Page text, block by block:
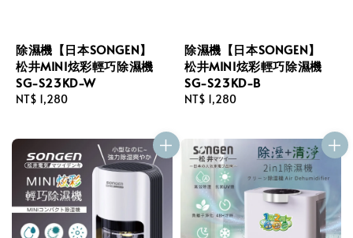
除濕機【日本SONGEN】
松井MINI炫彩輕巧除濕機
SG-S23KD-W
Regular
NT$ 1,280
除濕機【日本SONGEN】
松井MINI炫彩輕巧除濕機
SG-S23KD-B
Regular
NT$ 1,280